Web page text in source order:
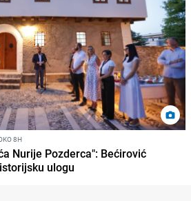
8H
Nurije Pozderca": Bećirović
ulogu